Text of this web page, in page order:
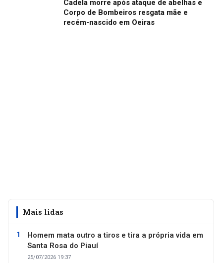
Cadela morre após ataque de abelhas e
Corpo de Bombeiros resgata mãe e
recém-nascido em Oeiras
Mais lidas
Homem mata outro a tiros e tira a própria vida em
Santa Rosa do Piauí
25/07/2026 19:37